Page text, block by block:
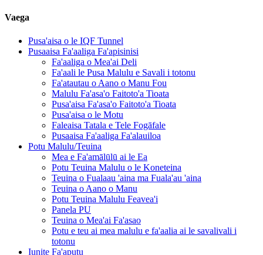
Vaega
Pusa'aisa o le IQF Tunnel
Pusaaisa Fa'aaliga Fa'apisinisi
Fa'aaliga o Mea'ai Deli
Fa'aali le Pusa Malulu e Savali i totonu
Fa'atautau o Aano o Manu Fou
Malulu Fa'asa'o Faitoto'a Tioata
Pusa'aisa Fa'asa'o Faitoto'a Tioata
Pusa'aisa o le Motu
Faleaisa Tatala e Tele Fogāfale
Pusaaisa Fa'aaliga Fa'alauiloa
Potu Malulu/Teuina
Mea e Fa'amālūlū ai le Ea
Potu Teuina Malulu o le Koneteina
Teuina o Fualaau 'aina ma Fuala'au 'aina
Teuina o Aano o Manu
Potu Teuina Malulu Feavea'i
Panela PU
Teuina o Mea'ai Fa'asao
Potu e teu ai mea malulu e fa'aalia ai le savalivali i
totonu
Iunite Fa'aputu